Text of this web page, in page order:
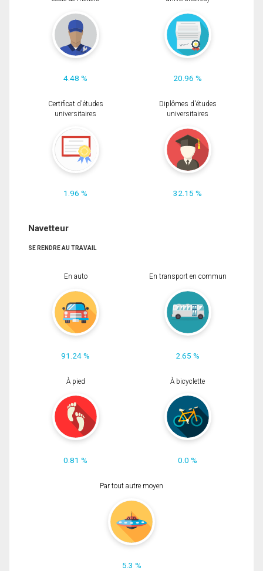
4.48 % 20.96 %
Certificat d'études
universitaires
1.96 %
Diplômes d'études
universitaires
32.15 %
Navetteur
SE RENDRE AU TRAVAIL
En auto
91.24 %
En transport en commun
2.65 %
À pied
0.81 %
À bicyclette
0.0 %
Par tout autre moyen
5.3 %